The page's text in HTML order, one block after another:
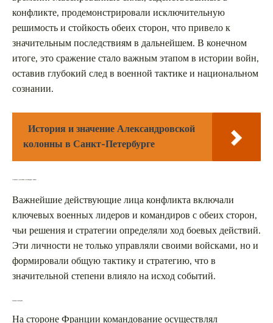
конфликте, продемонстрировали исключительную
решимость и стойкость обеих сторон, что привело к
значительным последствиям в дальнейшем. В конечном
итоге, это сражение стало важным этапом в истории войн,
оставив глубокий след в военной тактике и национальном
сознании.
История и значение Александровской
колонны в Санкт-Петербурге
Основные участники и командиры войны
Важнейшие действующие лица конфликта включали
ключевых военных лидеров и командиров с обеих сторон,
чьи решения и стратегии определяли ход боевых действий.
Эти личности не только управляли своими войсками, но и
формировали общую тактику и стратегию, что в
значительной степени влияло на исход событий.
Французская армия
На стороне Франции командование осуществлял